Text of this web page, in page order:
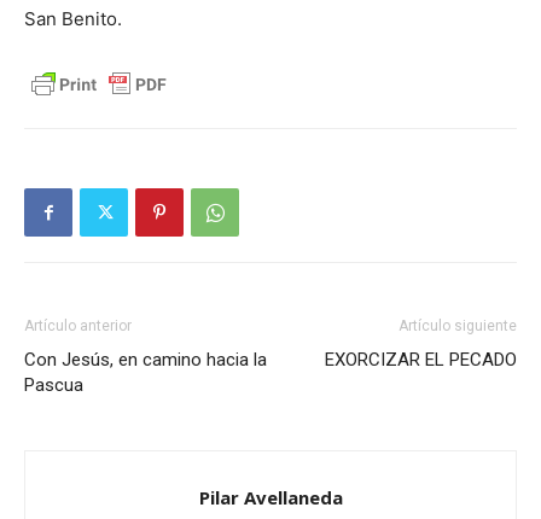
San Benito.
Artículo anterior
Con Jesús, en camino hacia la
Pascua
Artículo siguiente
EXORCIZAR EL PECADO
Pilar Avellaneda